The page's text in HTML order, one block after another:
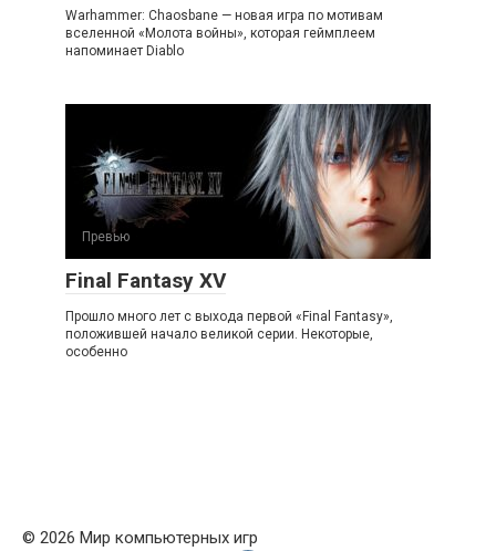
Warhammer: Chaosbane — новая игра по мотивам
вселенной «Молота войны», которая геймплеем
напоминает Diablo
Превью
Final Fantasy XV
Прошло много лет с выхода первой «Final Fantasy»,
положившей начало великой серии. Некоторые,
особенно
© 2026 Мир компьютерных игр